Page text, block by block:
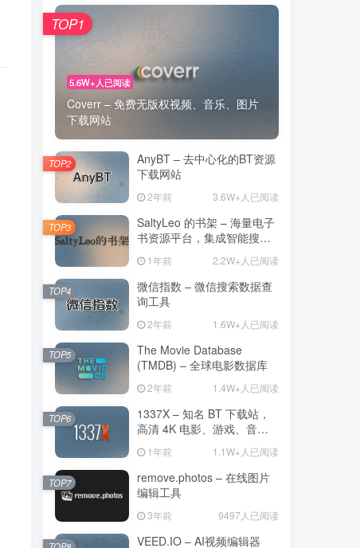
5.6W+人已阅读
Coverr – 免费无版权视频、音乐、图片
下载网站
TOP1
AnyBT – 去中心化的BT资源
下载网站
2年前 3.6W+人已阅读
TOP2
SaltyLeo 的书架 – 海量电子
书资源平台，集成智能搜索
1年前 2.2W+人已阅读
TOP3
微信指数 – 微信搜索数据查
询工具
2年前 1.6W+人已阅读
TOP4
The Movie Database
(TMDB) – 全球电影数据库
2年前 1.4W+人已阅读
TOP5
1337X – 知名 BT 下载站，
高清 4K 电影、游戏、音乐
1年前 1.1W+人已阅读
TOP6
remove.photos – 在线图片
编辑工具
3年前 9497人已阅读
TOP7
VEED.IO – AI视频编辑器